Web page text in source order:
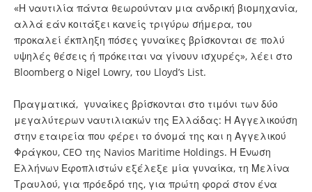
«Η ναυτιλία πάντα θεωρούνταν μια ανδρική βιομηχανία,
αλλά εάν κοιτάξει κανείς τριγύρω σήμερα, του
προκαλεί έκπληξη πόσες γυναίκες βρίσκονται σε πολύ
υψηλές θέσεις ή πρόκειται να γίνουν ισχυρές», λέει στο
Bloomberg ο Nigel Lowry, του Lloyd’s List.
Πραγματικά, γυναίκες βρίσκονται στο τιμόνι των δύο
μεγαλύτερων ναυτιλιακών της Ελλάδας: Η Αγγελικούση
στην εταιρεία που φέρει το όνομά της και η Αγγελικού
Φράγκου, CEO της Navios Maritime Holdings. Η Ένωση
Ελλήνων Εφοπλιστών εξέλεξε μία γυναίκα, τη Μελίνα
Τραυλού, για πρόεδρό της, για πρώτη φορά στον ένα